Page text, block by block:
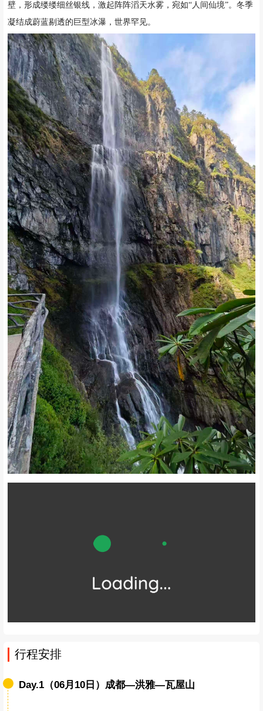
壁，形成缕缕细丝银线，激起阵阵滔天水雾，宛如“人间仙境”。冬季
凝结成蔚蓝剔透的巨型冰瀑，世界罕见。